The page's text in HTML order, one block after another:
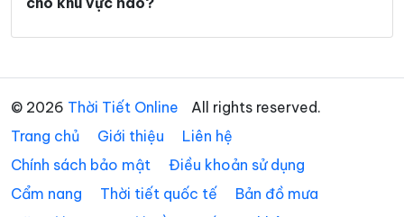
Xã Phong Hải Xã Phúc Khánh
Xã Phúc Lợi Xã Púng Luông
Xã Quy Mông Xã Si Ma Cai
Xã Sín Chéng Xã Sơn Lương
© 2026 Thời Tiết Online
All rights reserved.
Trang chủ
Giới thiệu
Liên hệ
Chính sách bảo mật
Điều khoản sử dụng
Cẩm nang
Thời tiết quốc tế
Bản đồ mưa